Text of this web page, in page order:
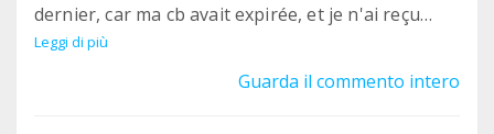
dernier, car ma cb avait expirée, et je n'ai reçu
aucune alerte à l'époque.
Leggi di più
Guarda il commento intero